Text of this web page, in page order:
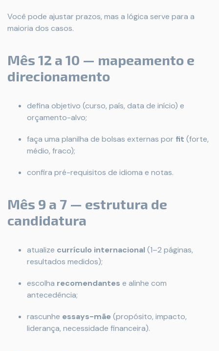
Você pode ajustar prazos, mas a lógica serve para a
maioria dos casos.
Mês 12 a 10 — mapeamento e
direcionamento
defina objetivo (curso, país, data de início) e
orçamento-alvo;
faça uma planilha de bolsas externas por fit (forte,
médio, fraco);
confira pré-requisitos de idioma e notas.
Mês 9 a 7 — estrutura de
candidatura
atualize currículo internacional (1–2 páginas,
resultados medidos);
escolha recomendantes e alinhe com
antecedência;
rascunhe essays-mãe (propósito, impacto,
liderança, necessidade financeira).